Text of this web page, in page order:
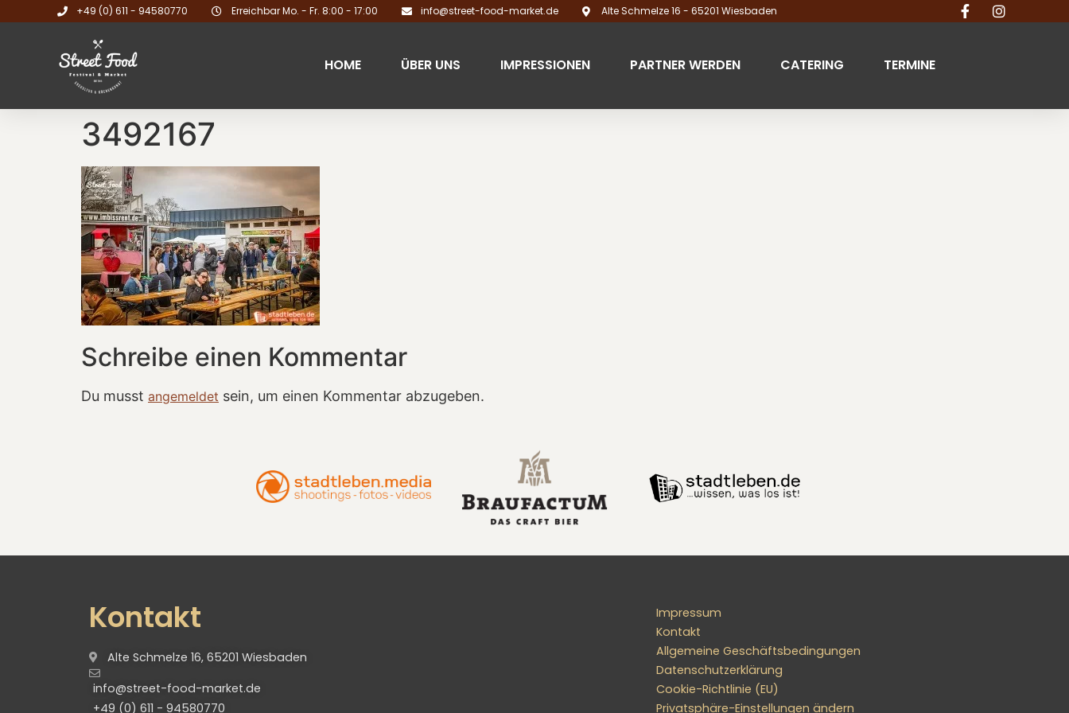
+49 (0) 611 - 94580770 Erreichbar Mo. - Fr. 8:00 - 17:00 info@street-food-market.de Alte Schmelze 16 - 65201 Wiesbaden
HOME ÜBER UNS IMPRESSIONEN PARTNER WERDEN CATERING TERMINE
3492167
Schreibe einen Kommentar
Du musst angemeldet sein, um einen Kommentar abzugeben.
Kontakt
Alte Schmelze 16, 65201 Wiesbaden
info@street-food-market.de
+49 (0) 611 - 94580770
Impressum
Kontakt
Allgemeine Geschäftsbedingungen
Datenschutzerklärung
Cookie-Richtlinie (EU)
Privatsphäre-Einstellungen ändern